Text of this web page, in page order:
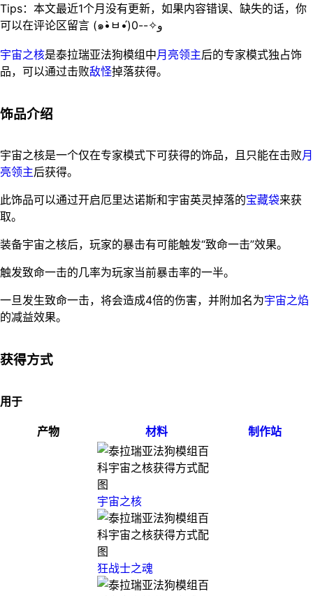
Tips：本文最近1个月没有更新，如果内容错误、缺失的话，你
可以在评论区留言 (๑•̀ㅂ•́)و✧--0
宇宙之核是泰拉瑞亚法狗模组中月亮领主后的专家模式独占饰
品，可以通过击败敌怪掉落获得。
饰品介绍
宇宙之核是一个仅在专家模式下可获得的饰品，且只能在击败月
亮领主后获得。
此饰品可以通过开启厄里达诺斯和宇宙英灵掉落的宝藏袋来获
取。
装备宇宙之核后，玩家的暴击有可能触发“致命一击”效果。
触发致命一击的几率为玩家当前暴击率的一半。
一旦发生致命一击，将会造成4倍的伤害，并附加名为宇宙之焰
的减益效果。
获得方式
用于
产物 材料 制作站
宇宙之核
狂战士之魂